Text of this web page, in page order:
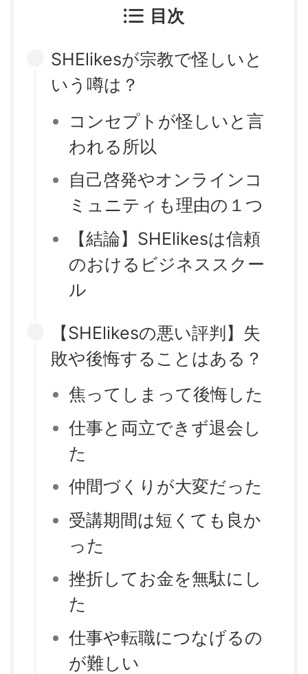
目次
SHElikesが宗教で怪しいと
いう噂は？
コンセプトが怪しいと言
われる所以
自己啓発やオンラインコ
ミュニティも理由の１つ
【結論】SHElikesは信頼
のおけるビジネススクー
ル
【SHElikesの悪い評判】失
敗や後悔することはある？
焦ってしまって後悔した
仕事と両立できず退会し
た
仲間づくりが大変だった
受講期間は短くても良か
った
挫折してお金を無駄にし
た
仕事や転職につなげるの
が難しい